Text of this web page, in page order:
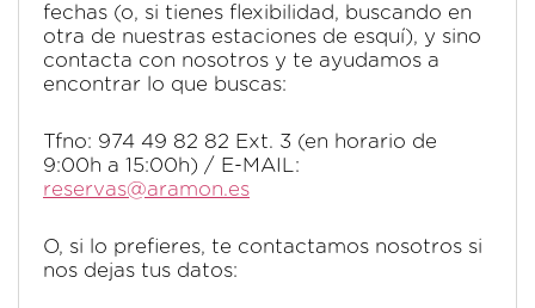
fechas (o, si tienes flexibilidad, buscando en
otra de nuestras estaciones de esquí), y sino
contacta con nosotros y te ayudamos a
encontrar lo que buscas:
Tfno: 974 49 82 82 Ext. 3 (en horario de
9:00h a 15:00h) / E-MAIL:
reservas@aramon.es
O, si lo prefieres, te contactamos nosotros si
nos dejas tus datos: